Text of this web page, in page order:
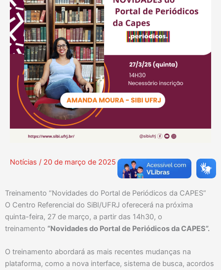
Notícias / 20 de março de 2025
Treinamento “Novidades do Portal de Periódicos da CAPES”
O Centro Referencial do SiBI/UFRJ oferecerá na próxima
quinta-feira, 27 de março, a partir das 14h30, o
treinamento “Novidades do Portal de Periódicos da CAPES”.
O treinamento abordará as mais recentes mudanças na
plataforma, como a nova interface, sistema de busca, acordos